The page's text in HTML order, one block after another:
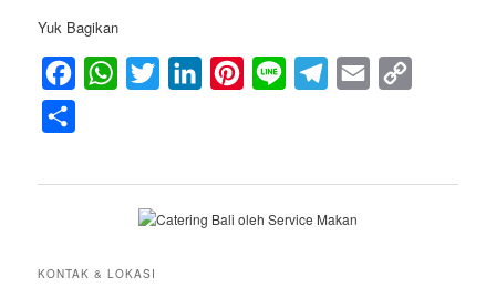
Yuk Bagikan
FacebookWhatsApp
Twitter LinkedInPinterest
Line Telegram
Email
KONTAK & LOKASI